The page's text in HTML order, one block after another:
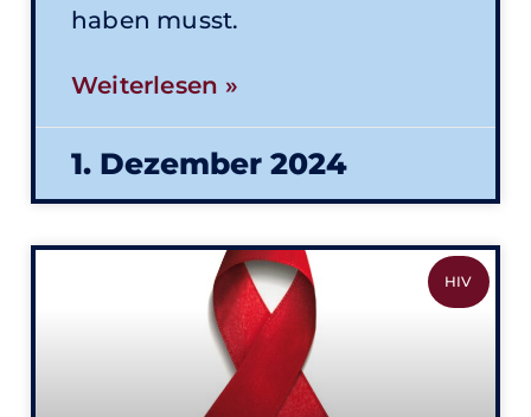
haben musst.
Weiterlesen »
1. Dezember 2024
HIV